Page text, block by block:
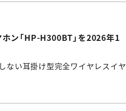
ン「HP-H300BT」を2026年1
ない耳掛け型完全ワイヤレスイヤ